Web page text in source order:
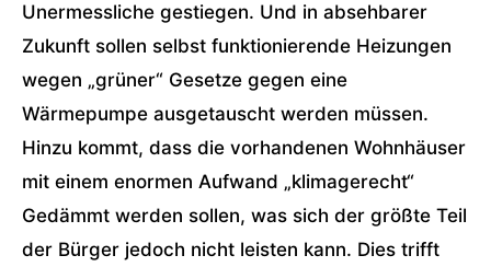
Unermessliche gestiegen. Und in absehbarer
Zukunft sollen selbst funktionierende Heizungen
wegen „grüner“ Gesetze gegen eine
Wärmepumpe ausgetauscht werden müssen.
Hinzu kommt, dass die vorhandenen Wohnhäuser
mit einem enormen Aufwand „klimagerecht“
Gedämmt werden sollen, was sich der größte Teil
der Bürger jedoch nicht leisten kann. Dies trifft